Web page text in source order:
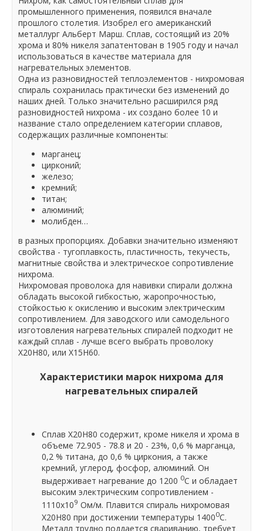
промышленного применения, появился вначале
прошлого столетия. Изобрел его американский
металлург Альберт Марш. Сплав, состоящий из 20%
хрома и 80% никеля запатентован в 1905 году и начал
использоваться в качестве материала для
нагревательных элементов.
Одна из разновидностей теплоэлементов - нихромовая
спираль сохранилась практически без изменений до
наших дней. Только значительно расширился ряд
разновидностей нихрома - их создано более 10 и
название стало определением категории сплавов,
содержащих различные компоненты:
марганец;
цирконий;
железо;
кремний;
титан;
алюминий;
молибден…
в разных пропорциях. Добавки значительно изменяют
свойства - тугоплавкость, пластичность, текучесть,
магнитные свойства и электрическое сопротивление
нихрома.
Нихромовая проволока для навивки спирали должна
обладать высокой гибкостью, жаропрочностью,
стойкостью к окислению и высоким электрическим
сопротивлением. Для заводского или самодельного
изготовления нагревательных спиралей подходит не
каждый сплав - лучше всего выбрать проволоку
Х20Н80, или Х15Н60.
Характеристики марок нихрома для
нагревательных спиралей
Сплав Х20Н80 содержит, кроме никеля и хрома в
объеме 72.905 - 78.8 и 20 - 23%, 0,6 % марганца,
0,2 % титана, до 0,6 % циркония, а также
кремний, углерод, фосфор, алюминий. Он
выдерживает нагревание до 1200 0С и обладает
высоким электрическим сопротивлением -
1110х109 Ом/м. Плавится спираль нихромовая
Х20Н80 при достижении температуры 14000С.
Металл трудно поддается свариванию, требует